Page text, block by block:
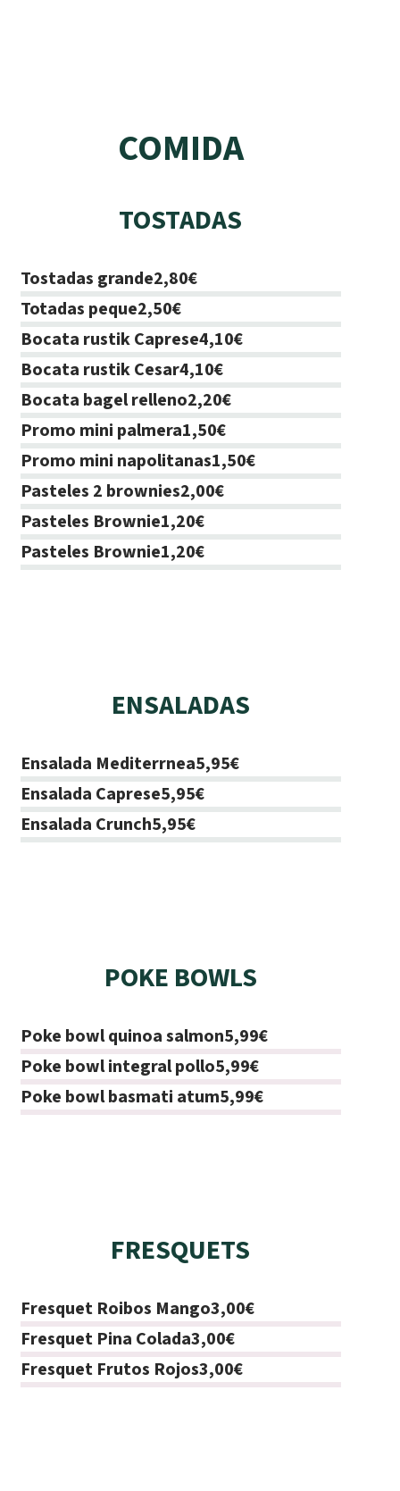
COMIDA
TOSTADAS
Tostadas grande2,80€
Totadas peque2,50€
Bocata rustik Caprese4,10€
Bocata rustik Cesar4,10€
Bocata bagel relleno2,20€
Promo mini palmera1,50€
Promo mini napolitanas1,50€
Pasteles 2 brownies2,00€
Pasteles Brownie1,20€
Pasteles Brownie1,20€
ENSALADAS
Ensalada Mediterrnea5,95€
Ensalada Caprese5,95€
Ensalada Crunch5,95€
POKE BOWLS
Poke bowl quinoa salmon5,99€
Poke bowl integral pollo5,99€
Poke bowl basmati atum5,99€
FRESQUETS
Fresquet Roibos Mango3,00€
Fresquet Pina Colada3,00€
Fresquet Frutos Rojos3,00€